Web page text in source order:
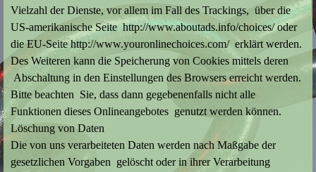
Vielzahl der Dienste, vor allem im Fall des Trackings, über die
US-amerikanische Seite http://www.aboutads.info/choices/ oder
die EU-Seite http://www.youronlinechoices.com/ erklärt werden.
Des Weiteren kann die Speicherung von Cookies mittels deren
Abschaltung in den Einstellungen des Browsers erreicht werden.
Bitte beachten Sie, dass dann gegebenenfalls nicht alle
Funktionen dieses Onlineangebotes genutzt werden können.
Löschung von Daten
Die von uns verarbeiteten Daten werden nach Maßgabe der
gesetzlichen Vorgaben gelöscht oder in ihrer Verarbeitung